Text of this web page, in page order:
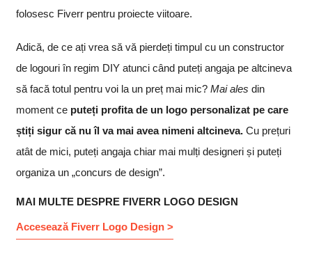
folosesc Fiverr pentru proiecte viitoare.
Adică, de ce ați vrea să vă pierdeți timpul cu un constructor
de logouri în regim DIY atunci când puteți angaja pe altcineva
să facă totul pentru voi la un preț mai mic? Mai ales din
moment ce puteți profita de un logo personalizat pe care
știți sigur că nu îl va mai avea nimeni altcineva. Cu prețuri
atât de mici, puteți angaja chiar mai mulți designeri și puteți
organiza un „concurs de design”.
MAI MULTE DESPRE FIVERR LOGO DESIGN
Accesează Fiverr Logo Design >